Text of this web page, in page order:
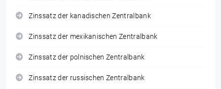
Zinssatz der kanadischen Zentralbank
Zinssatz der mexikanischen Zentralbank
Zinssatz der polnischen Zentralbank
Zinssatz der russischen Zentralbank